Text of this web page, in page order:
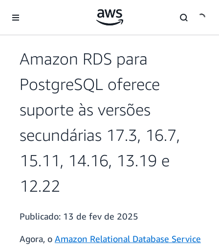
Pular para o conteúdo principal
Amazon RDS para
PostgreSQL oferece
suporte às versões
secundárias 17.3, 16.7,
15.11, 14.16, 13.19 e
12.22
Publicado: 13 de fev de 2025
Agora, o Amazon Relational Database Service